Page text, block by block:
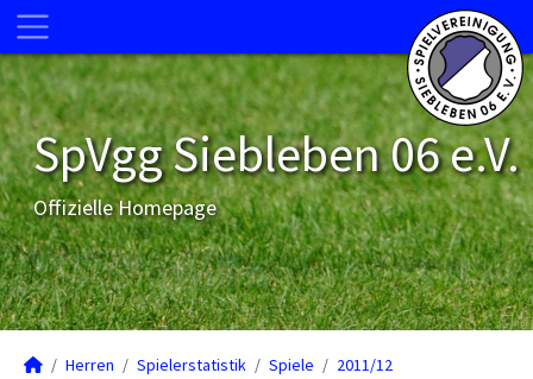
SpVgg Siebleben 06 e.V.
Offizielle Homepage
Herren Spielerstatistik Spiele
2011/12